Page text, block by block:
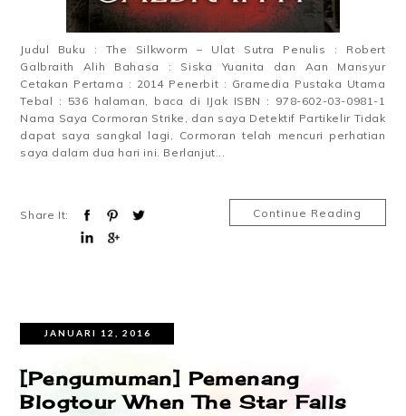
Judul Buku : The Silkworm – Ulat Sutra Penulis : Robert
Galbraith Alih Bahasa : Siska Yuanita dan Aan Mansyur
Cetakan Pertama : 2014 Penerbit : Gramedia Pustaka Utama
Tebal : 536 halaman, baca di IJak ISBN : 978-602-03-0981-1
Nama Saya Cormoran Strike, dan saya Detektif Partikelir Tidak
dapat saya sangkal lagi, Cormoran telah mencuri perhatian
saya dalam dua hari ini. Berlanjut...
Share It: Continue Reading
JANUARI 12, 2016
[Pengumuman] Pemenang
Blogtour When The Star Falls